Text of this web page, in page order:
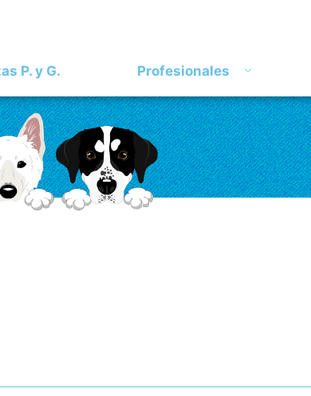
P. y G. Profesionales